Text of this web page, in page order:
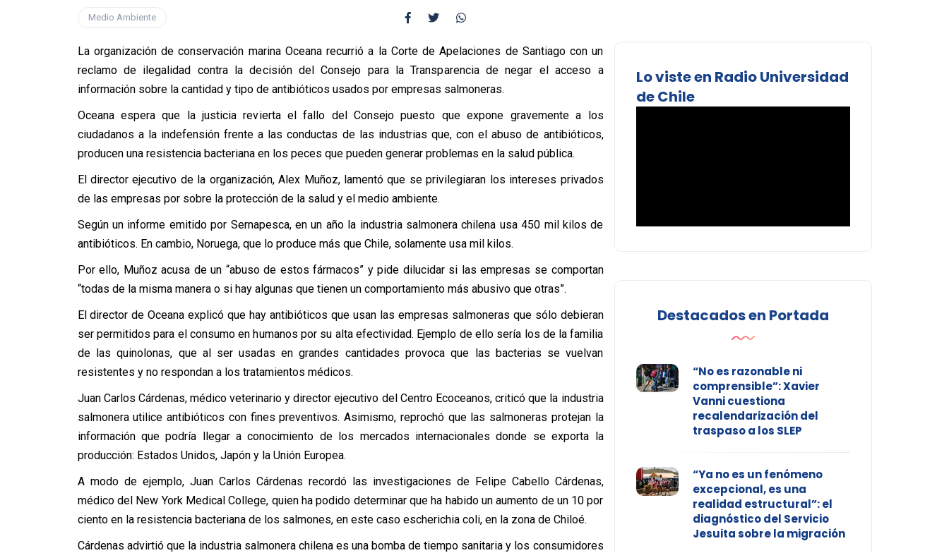
Medio Ambiente
La organización de conservación marina Oceana recurrió a la Corte de Apelaciones de Santiago con un
reclamo de ilegalidad contra la decisión del Consejo para la Transparencia de negar el acceso a
información sobre la cantidad y tipo de antibióticos usados por empresas salmoneras.
Oceana espera que la justicia revierta el fallo del Consejo puesto que expone gravemente a los
ciudadanos a la indefensión frente a las conductas de las industrias que, con el abuso de antibióticos,
producen una resistencia bacteriana en los peces que pueden generar problemas en la salud pública.
El director ejecutivo de la organización, Alex Muñoz, lamentó que se privilegiaran los intereses privados
de las empresas por sobre la protección de la salud y el medio ambiente.
Según un informe emitido por Sernapesca, en un año la industria salmonera chilena usa 450 mil kilos de
antibióticos. En cambio, Noruega, que lo produce más que Chile, solamente usa mil kilos.
Por ello, Muñoz acusa de un “abuso de estos fármacos” y pide dilucidar si las empresas se comportan
“todas de la misma manera o si hay algunas que tienen un comportamiento más abusivo que otras”.
El director de Oceana explicó que hay antibióticos que usan las empresas salmoneras que sólo debieran
ser permitidos para el consumo en humanos por su alta efectividad. Ejemplo de ello sería los de la familia
de las quinolonas, que al ser usadas en grandes cantidades provoca que las bacterias se vuelvan
resistentes y no respondan a los tratamientos médicos.
Juan Carlos Cárdenas, médico veterinario y director ejecutivo del Centro Ecoceanos, criticó que la industria
salmonera utilice antibióticos con fines preventivos. Asimismo, reprochó que las salmoneras protejan la
información que podría llegar a conocimiento de los mercados internacionales donde se exporta la
producción: Estados Unidos, Japón y la Unión Europea.
A modo de ejemplo, Juan Carlos Cárdenas recordó las investigaciones de Felipe Cabello Cárdenas,
médico del New York Medical College, quien ha podido determinar que ha habido un aumento de un 10 por
ciento en la resistencia bacteriana de los salmones, en este caso escherichia coli, en la zona de Chiloé.
Cárdenas advirtió que la industria salmonera chilena es una bomba de tiempo sanitaria y los consumidores
Lo viste en Radio Universidad
de Chile
Destacados en Portada
“No es razonable ni
comprensible”: Xavier
Vanni cuestiona
recalendarización del
traspaso a los SLEP
“Ya no es un fenómeno
excepcional, es una
realidad estructural”: el
diagnóstico del Servicio
Jesuita sobre la migración